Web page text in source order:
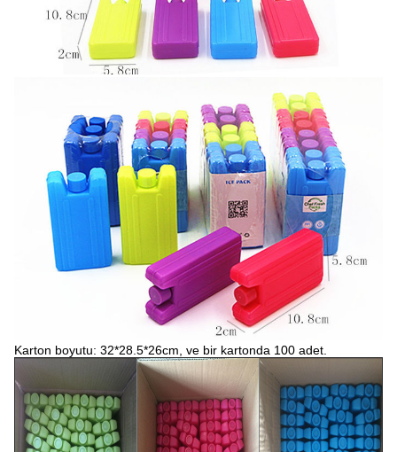
Karton boyutu: 32*28.5*26cm, ve bir kartonda 100 adet.